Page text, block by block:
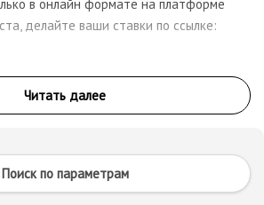
в онлайн формате на платформе
делайте ваши ставки по ссылке: